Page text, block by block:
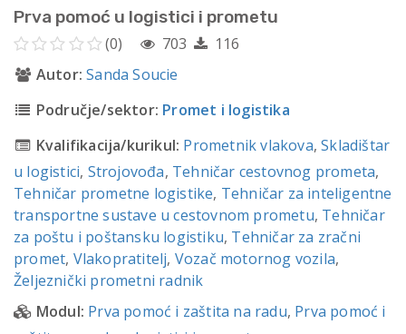
Prva pomoć u logistici i prometu
(0) 703
116
Autor: Sanda Soucie
Područje/sektor: Promet i logistika
Kvalifikacija/kurikul: Prometnik vlakova,Skladištar
u logistici, Strojovođa, Tehničar cestovnog prometa,
Tehničar prometne logistike, Tehničar za inteligentne
transportne sustave u cestovnom prometu, Tehničar
za poštu i poštansku logistiku, Tehničar za zračni
promet, Vlakopratitelj, Vozač motornog vozila,
Željeznički prometni radnik
Modul: Prva pomoć i zaštita na radu, Prva pomoć i